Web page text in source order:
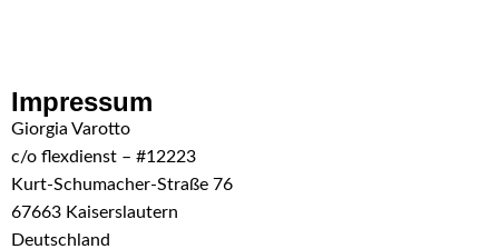
Impressum
Giorgia Varotto
c/o flexdienst – #12223
Kurt-Schumacher-Straße 76
67663 Kaiserslautern
Deutschland